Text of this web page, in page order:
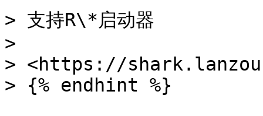
> 支持R\*启动器
>
> <https://
> {% endhint %}